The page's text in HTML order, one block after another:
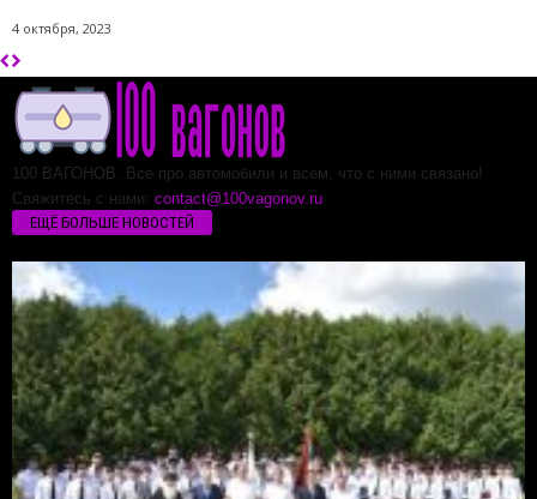
4 октября, 2023
100 ВАГОНОВ. Все про автомобили и всем, что с ними связано!
Свяжитесь с нами: contact@100vagonov.ru
ЕЩЁ БОЛЬШЕ НОВОСТЕЙ